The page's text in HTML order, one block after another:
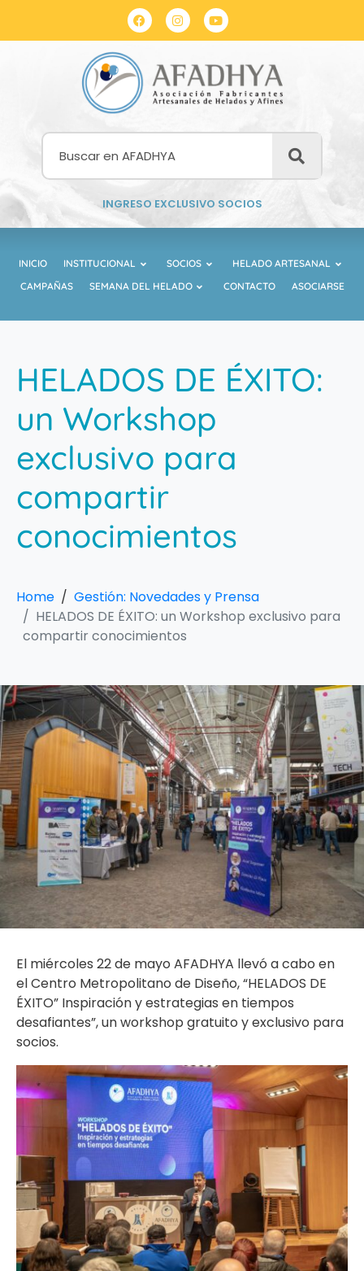
INGRESO EXCLUSIVO SOCIOS
INICIO INSTITUCIONAL SOCIOS
HELADO ARTESANAL
CAMPAÑAS
SEMANA DEL HELADO CONTACTO ASOCIARSE
HELADOS DE ÉXITO:
un Workshop
exclusivo para
compartir
conocimientos
Home
Gestión: Novedades y Prensa
HELADOS DE ÉXITO: un Workshop exclusivo para
compartir conocimientos
El miércoles 22 de mayo AFADHYA llevó a cabo en
el Centro Metropolitano de Diseño, “HELADOS DE
ÉXITO” Inspiración y estrategias en tiempos
desafiantes”, un workshop gratuito y exclusivo para
socios.